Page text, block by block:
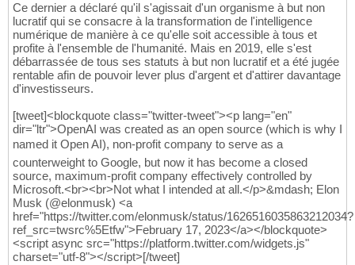
Ce dernier a déclaré qu'il s'agissait d'un organisme à but non
lucratif qui se consacre à la transformation de l'intelligence
numérique de manière à ce qu'elle soit accessible à tous et
profite à l'ensemble de l'humanité. Mais en 2019, elle s'est
débarrassée de tous ses statuts à but non lucratif et a été jugée
rentable afin de pouvoir lever plus d'argent et d'attirer davantage
d'investisseurs.
[tweet]<blockquote class="twitter-tweet"><p lang="en"
dir="ltr">OpenAI was created as an open source (which is why I
named it Open AI), non-profit company to serve as a
counterweight to Google, but now it has become a closed
source, maximum-profit company effectively controlled by
Microsoft.<br><br>Not what I intended at all.</p>&mdash; Elon
Musk (@elonmusk) <a
href="https://twitter.com/elonmusk/status/1626516035863212034?
ref_src=twsrc%5Etfw">February 17, 2023</a></blockquote>
<script async src="https://platform.twitter.com/widgets.js"
charset="utf-8"></script>[/tweet]